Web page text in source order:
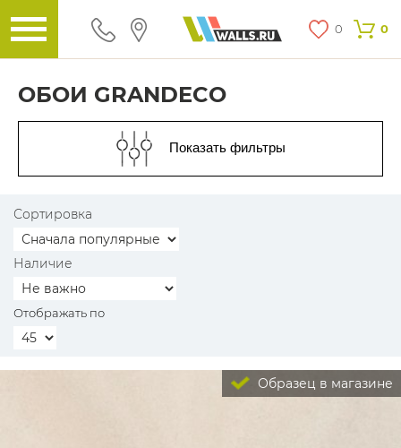
0 0
ОБОИ GRANDECO
Показать фильтры
Сортировка
Наличие
Отображать по
Образец в магазине